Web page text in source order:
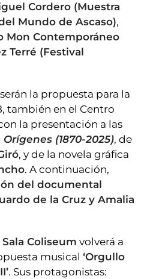
Cordero (Muestra
Mundo de Ascaso),
Mon Contemporáneo
Terré (Festival
serán la propuesta para la
también en el Centro
la presentación a las
Orígenes (1870-2025), de
, y de la novela gráfica
. A continuación,
del documental
de la Cruz y Amalia
Sala Coliseum volverá a
musical ‘Orgullo
. Sus protagonistas: